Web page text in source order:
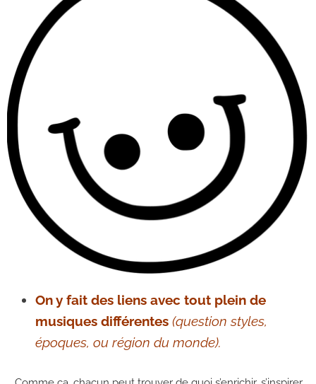
On y fait des liens avec tout plein de
musiques différentes (question styles,
époques, ou région du monde).